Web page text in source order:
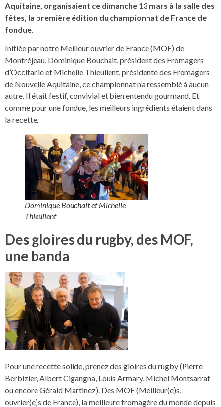
Aquitaine, organisaient ce dimanche 13 mars à la salle des
fêtes, la première édition du championnat de France de
fondue.
Initiée par notre Meilleur ouvrier de France (MOF) de
Montréjeau, Dominique Bouchait, président des Fromagers
d’Occitanie et Michelle Thieullent, présidente des Fromagers
de Nouvelle Aquitaine, ce championnat n’a ressemblé à aucun
autre. Il était festif, convivial et bien entendu gourmand. Et
comme pour une fondue, les meilleurs ingrédients étaient dans
la recette.
Dominique Bouchait et Michelle
Thieullent
Des gloires du rugby, des MOF,
une banda
Pour une recette solide, prenez des gloires du rugby (Pierre
Berbizier, Albert Cigangna, Louis Armary, Michel Montsarrat
ou encore Gérald Martinez). Des MOF (Meilleur(e)s,
ouvrier(e)s de France), la meilleure fromagère du monde depuis